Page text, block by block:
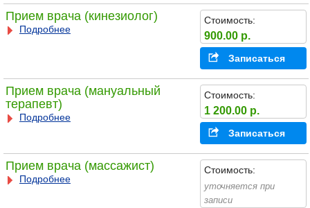
Прием врача (кинезиолог)
Подробнее
Стоимость:
900.00 р.
Записаться
Прием врача (мануальный
терапевт)
Подробнее
Стоимость:
1 200.00 р.
Записаться
Прием врача (массажист)
Подробнее
Стоимость:
уточняется при
записи